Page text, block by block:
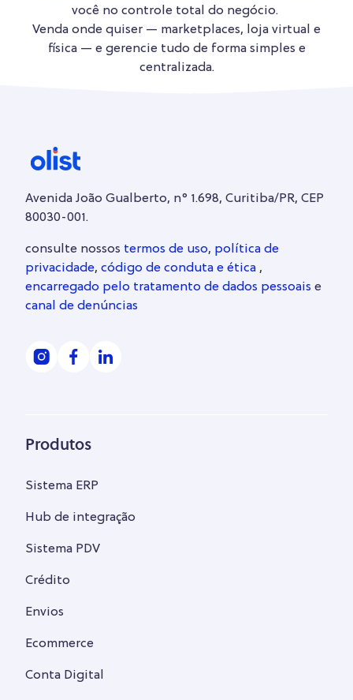
você no controle total do negócio.
Venda onde quiser — marketplaces, loja virtual e
física — e gerencie tudo de forma simples e
centralizada.
Avenida João Gualberto, n° 1.698, Curitiba/PR, CEP
80030-001.
consulte nossos termos de uso, política de
privacidade, código de conduta e ética ,
encarregado pelo tratamento de dados pessoais e
canal de denúncias
Produtos
Sistema ERP
Hub de integração
Sistema PDV
Crédito
Envios
Ecommerce
Conta Digital